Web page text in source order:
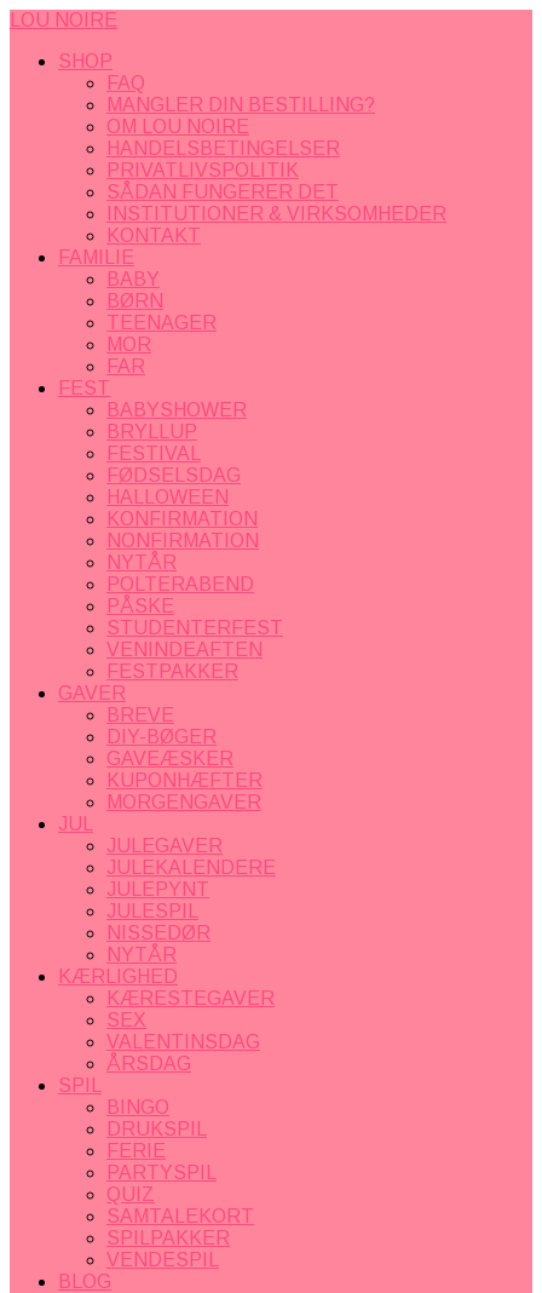
LOU NOIRE
SHOP
FAQ
MANGLER DIN BESTILLING?
OM LOU NOIRE
HANDELSBETINGELSER
PRIVATLIVSPOLITIK
SÅDAN FUNGERER DET
INSTITUTIONER & VIRKSOMHEDER
KONTAKT
FAMILIE
BABY
BØRN
TEENAGER
MOR
FAR
FEST
BABYSHOWER
BRYLLUP
FESTIVAL
FØDSELSDAG
HALLOWEEN
KONFIRMATION
NONFIRMATION
NYTÅR
POLTERABEND
PÅSKE
STUDENTERFEST
VENINDEAFTEN
FESTPAKKER
GAVER
BREVE
DIY-BØGER
GAVEÆSKER
KUPONHÆFTER
MORGENGAVER
JUL
JULEGAVER
JULEKALENDERE
JULEPYNT
JULESPIL
NISSEDØR
NYTÅR
KÆRLIGHED
KÆRESTEGAVER
SEX
VALENTINSDAG
ÅRSDAG
SPIL
BINGO
DRUKSPIL
FERIE
PARTYSPIL
QUIZ
SAMTALEKORT
SPILPAKKER
VENDESPIL
BLOG